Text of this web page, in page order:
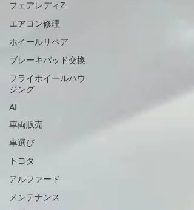
フェアレディZ
エアコン修理
ホイールリペア
ブレーキパッド交換
フライホイールハウ
ジング
AI
車両販売
車選び
トヨタ
アルファード
メンテナンス